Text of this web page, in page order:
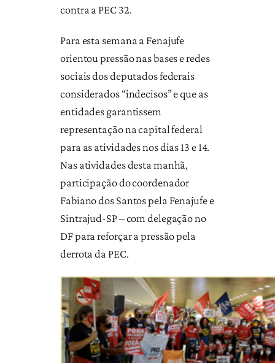
contra a PEC 32.
Para esta semana a Fenajufe
orientou pressão nas bases e redes
sociais dos deputados federais
considerados “indecisos” e que as
entidades garantissem
representação na capital federal
para as atividades nos dias 13 e 14.
Nas atividades desta manhã,
participação do coordenador
Fabiano dos Santos pela Fenajufe e
Sintrajud-SP – com delegação no
DF para reforçar a pressão pela
derrota da PEC.